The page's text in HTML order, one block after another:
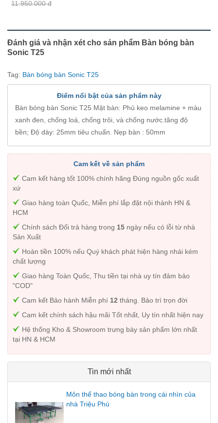
11.950.000 đ
Đánh giá và nhận xét cho sản phẩm Bàn bóng bàn
Sonic T25
Tag: Bàn bóng bàn Sonic T25
Điểm nổi bật của sản phẩm này
Bàn bóng bàn Sonic T25 Mặt bàn: Phủ keo melamine + màu
xanh đen, chống loá, chống trôi, và chống nước.tăng độ
bền; Độ dày: 25mm tiêu chuẩn. Nẹp bàn : 50mm
Cam kết về sản phẩm
Cam kết hàng tốt 100% chính hãng Đúng nguồn gốc xuất
xứ
Giao hàng toàn Quốc, Miễn phí lắp đặt nội thành HN &
HCM
Chính sách Đổi trả hàng trong 15 ngày nếu có lỗi từ nhà
Sản Xuất
Hoàn tiền 100% nếu Quý khách phát hiện hàng nhái kém
chất lượng
Giao hàng Toàn Quốc, Thu tiền tại nhà uy tín đảm bảo
"COD"
Cam kết Bảo hành Miễn phí 12 tháng. Bảo trì trọn đời
Cam kết chính sách hậu mãi Tốt nhất, Uy tín nhất hiện nay
Hệ thống Kho & Showroom trưng bày sản phẩm lớn nhất
tại HN & HCM
Tin mới nhất
Môn thể thao bóng bàn trong cái nhìn của
nhà Triệu Phú